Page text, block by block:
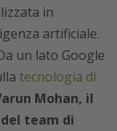
in
artificiale.
un lato Google
tecnologia di
Mohan, il
team di